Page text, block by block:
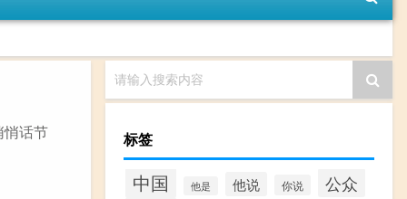
悄话节
请输入搜索内容
标签
中国 他是 他说 你说 公众